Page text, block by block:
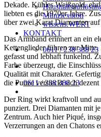
Münzlexikon
wissens.WERT
KONTAKT
0611 / 238 388 23
0611 / 238 388 23
Dekade. Kühles Weißgold,
liebten es die 1970er Jahre.
über zwei Karat Diamanten auf
Das Armband erinnert an ein
Kettenglieder führen zur
gefasst und lebhaft funkelnd.
Farbe überzeugt, die
Qualität mit Charakter.
die Punze versteckt sich
Der Ring wirkt kraftvoll und
punziert. Drei Diamanten mit
Zentrum. Auch hier Piqué,
Verzerrungen an den Chatons